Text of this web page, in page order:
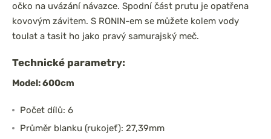
očko na uvázání návazce. Spodní část prutu je opatřena
kovovým závitem. S RONIN-em se můžete kolem vody
toulat a tasit ho jako pravý samurajský meč.
Technické parametry:
Model: 600cm
Počet dílů: 6
Průměr blanku (rukojeť): 27,39mm